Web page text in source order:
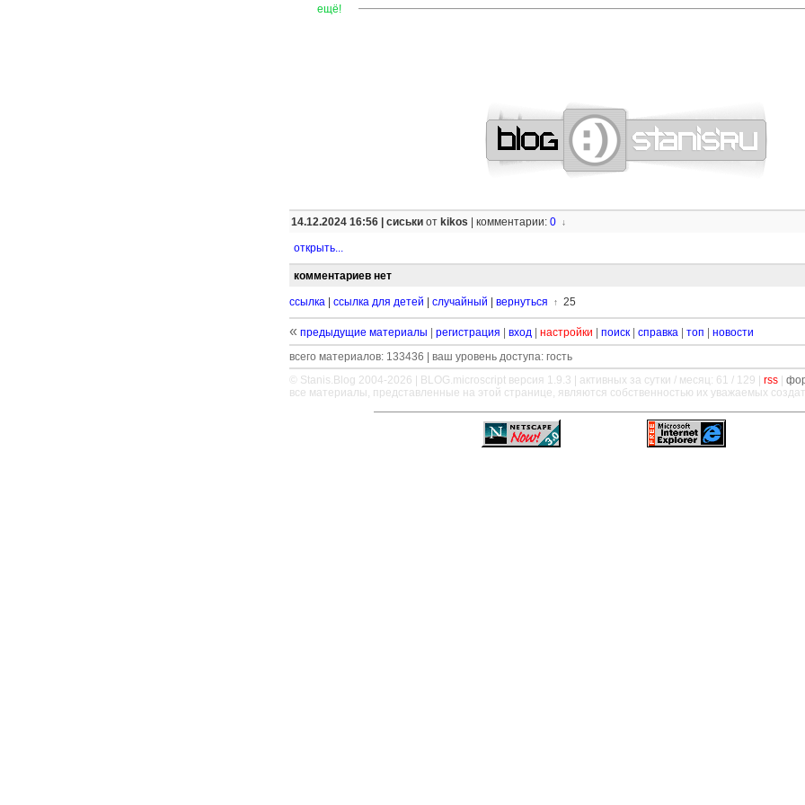
ещё! ———————————————————————————————
14.12.2024 16:56 | сиськи от kikos комментарии: 0 ↓
открыть...
комментариев нет
ссылка ссылка для детей случайный вернуться ↑ 25
« предыдущие материалы регистрация вход настройки поиск справка топ новости
всего материалов: 133436 | ваш уровень доступа: гость
© Stanis.Blog 2004-2026 |
BLOG.microscript версия 1.9.3 | активных за сутки / месяц: 61 / 129 | rss
все материалы, представленные на этой странице, являются собственностью их уважаемых
——————————————————————————————